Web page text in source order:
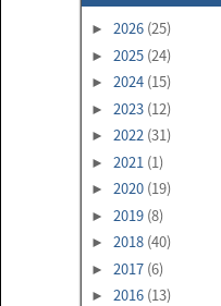
► 2026 (25)
► 2025 (24)
► 2024 (15)
► 2023 (12)
► 2022 (31)
► 2021 (1)
► 2020 (19)
► 2019 (8)
► 2018 (40)
► 2017 (6)
► 2016 (13)